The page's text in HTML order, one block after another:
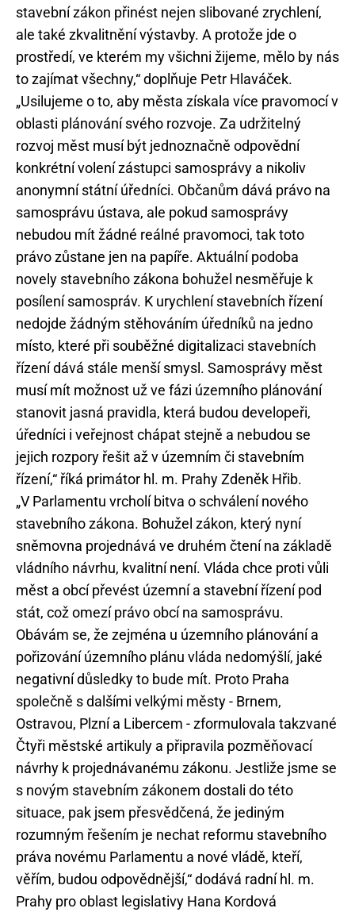
stavební zákon přinést nejen slibované zrychlení,
ale také zkvalitnění výstavby. A protože jde o
prostředí, ve kterém my všichni žijeme, mělo by nás
to zajímat všechny,“ doplňuje Petr Hlaváček.
„Usilujeme o to, aby města získala více pravomocí v
oblasti plánování svého rozvoje. Za udržitelný
rozvoj měst musí být jednoznačně odpovědní
konkrétní volení zástupci samosprávy a nikoliv
anonymní státní úředníci. Občanům dává právo na
samosprávu ústava, ale pokud samosprávy
nebudou mít žádné reálné pravomoci, tak toto
právo zůstane jen na papíře. Aktuální podoba
novely stavebního zákona bohužel nesměřuje k
posílení samospráv. K urychlení stavebních řízení
nedojde žádným stěhováním úředníků na jedno
místo, které při souběžné digitalizaci stavebních
řízení dává stále menší smysl. Samosprávy měst
musí mít možnost už ve fázi územního plánování
stanovit jasná pravidla, která budou developeři,
úředníci i veřejnost chápat stejně a nebudou se
jejich rozpory řešit až v územním či stavebním
řízení,“ říká primátor hl. m. Prahy Zdeněk Hřib.
„V Parlamentu vrcholí bitva o schválení nového
stavebního zákona. Bohužel zákon, který nyní
sněmovna projednává ve druhém čtení na základě
vládního návrhu, kvalitní není. Vláda chce proti vůli
měst a obcí převést územní a stavební řízení pod
stát, což omezí právo obcí na samosprávu.
Obávám se, že zejména u územního plánování a
pořizování územního plánu vláda nedomýšlí, jaké
negativní důsledky to bude mít. Proto Praha
společně s dalšími velkými městy - Brnem,
Ostravou, Plzní a Libercem - zformulovala takzvané
Čtyři městské artikuly a připravila pozměňovací
návrhy k projednávanému zákonu. Jestliže jsme se
s novým stavebním zákonem dostali do této
situace, pak jsem přesvědčená, že jediným
rozumným řešením je nechat reformu stavebního
práva novému Parlamentu a nové vládě, kteří,
věřím, budou odpovědnější,“ dodává radní hl. m.
Prahy pro oblast legislativy Hana Kordová